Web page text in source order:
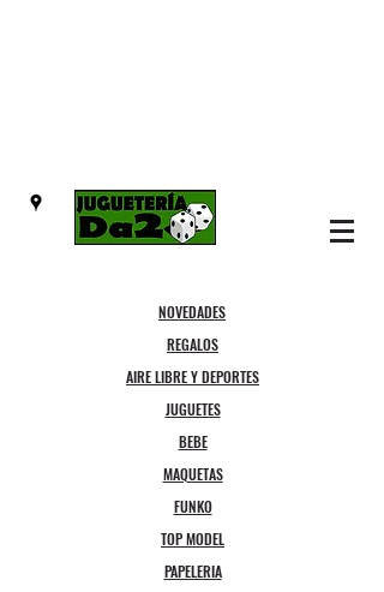
NOVEDADES
REGALOS
AIRE LIBRE Y DEPORTES
JUGUETES
BEBE
MAQUETAS
FUNKO
TOP MODEL
PAPELERIA